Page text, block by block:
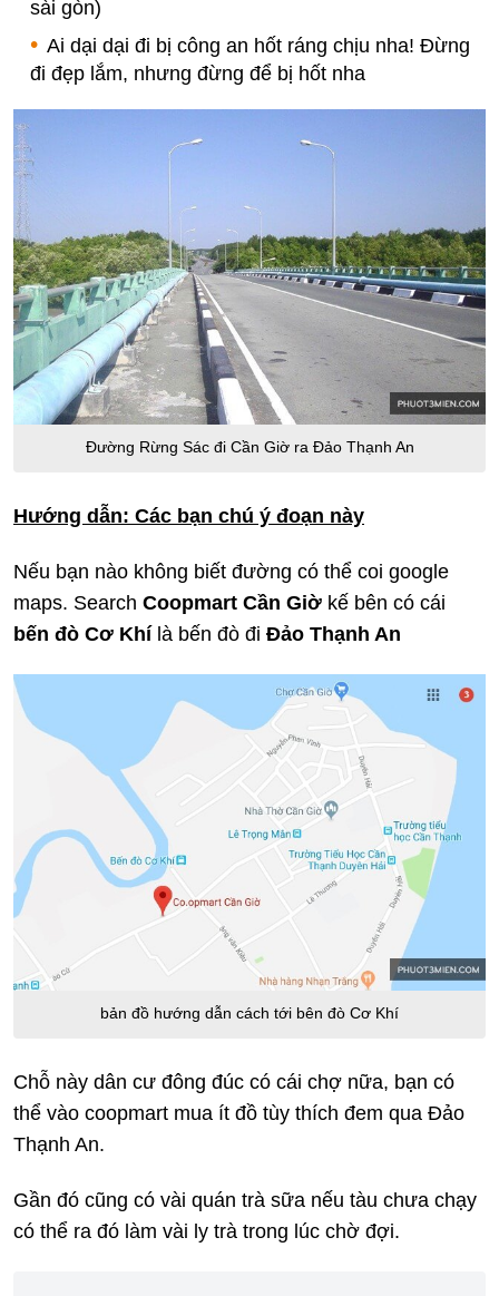
sài gòn)
Ai dại dại đi bị công an hốt ráng chịu nha! Đừng
đi đẹp lắm, nhưng đừng để bị hốt nha
Đường Rừng Sác đi Cần Giờ ra Đảo Thạnh An
Hướng dẫn: Các bạn chú ý đoạn này
Nếu bạn nào không biết đường có thể coi google
maps. Search Coopmart Cần Giờ kế bên có cái
bến đò Cơ Khí là bến đò đi Đảo Thạnh An
bản đồ hướng dẫn cách tới bên đò Cơ Khí
Chỗ này dân cư đông đúc có cái chợ nữa, bạn có
thể vào coopmart mua ít đồ tùy thích đem qua Đảo
Thạnh An.
Gần đó cũng có vài quán trà sữa nếu tàu chưa chạy
có thể ra đó làm vài ly trà trong lúc chờ đợi.